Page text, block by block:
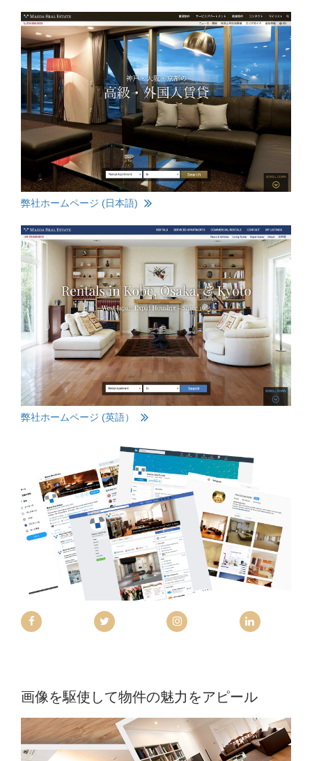
弊社ホームページ (日本語)
弊社ホームページ (英語）
画像を駆使して物件の魅力をアピール